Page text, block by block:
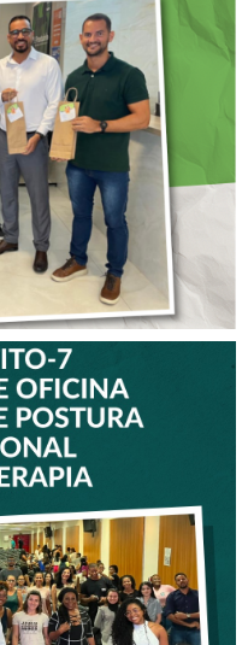
É
PARA
DO
7
DO
DE
ÉTICA E